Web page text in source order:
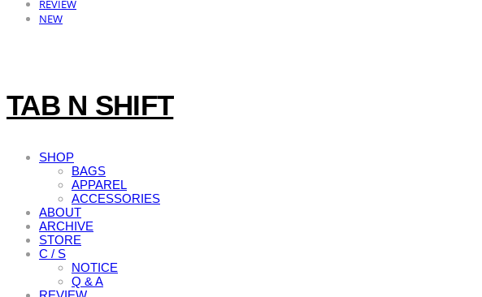
REVIEW
NEW
TAB N SHIFT
SHOP
BAGS
APPAREL
ACCESSORIES
ABOUT
ARCHIVE
STORE
C / S
NOTICE
Q & A